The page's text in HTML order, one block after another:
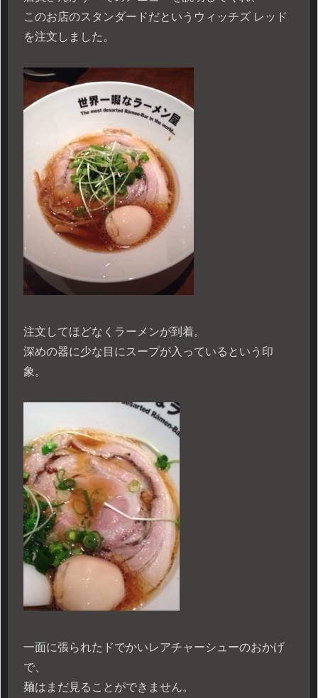
このお店のスタンダードだというウィッチズ レッド
を注文しました。
注文してほどなくラーメンが到着。
深めの器に少な目にスープが入っているという印
象。
一面に張られたドでかいレアチャーシューのおかげ
で、
麺はまだ見ることができません。